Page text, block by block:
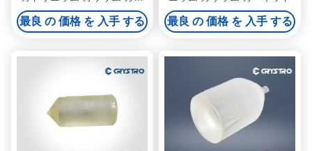
ネット 基板
最良 の 価格 を 入手 する 最良 の 価格 を 入手 する